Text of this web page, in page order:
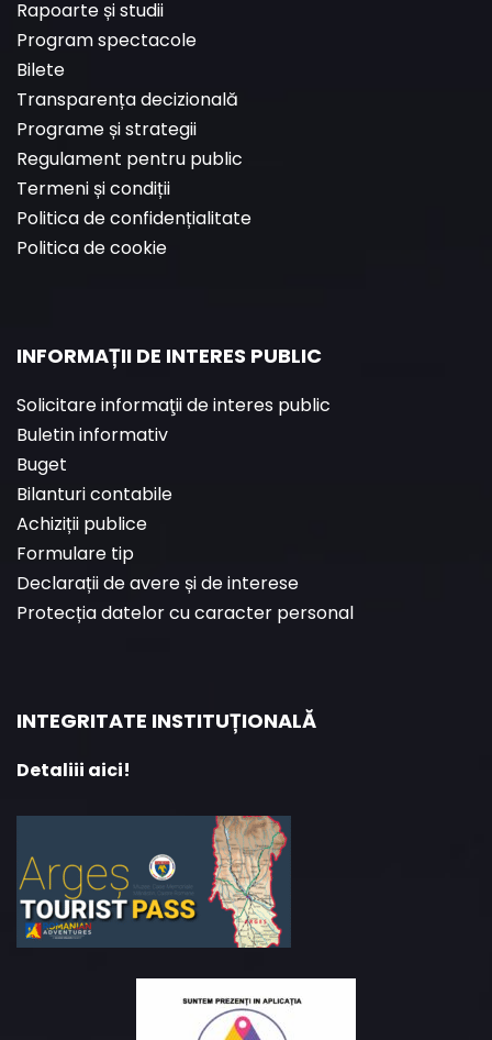
Rapoarte și studii
Program spectacole
Bilete
Transparența decizională
Programe și strategii
Regulament pentru public
Termeni și condiții
Politica de confidențialitate
Politica de cookie
INFORMAȚII DE INTERES PUBLIC
Solicitare informaţii de interes public
Buletin informativ
Buget
Bilanturi contabile
Achiziții publice
Formulare tip
Declarații de avere și de interese
Protecția datelor cu caracter personal
INTEGRITATE INSTITUȚIONALĂ
Detaliii aici!